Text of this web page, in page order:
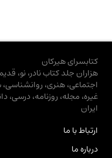
کتابسرای هیرکان
هزاران جلد کتاب نادر، نو،
اجتماعی، هنری،
غیره، مجله، روزنامه، درسی،
ایران
ارتباط با ما
درباره ما